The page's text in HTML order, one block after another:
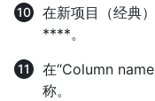
在新项目（经典
****。
在“Column
称。